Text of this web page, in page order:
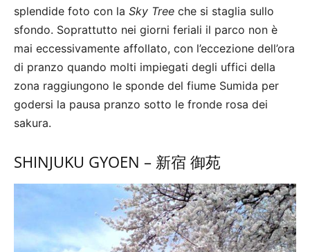
splendide foto con la Sky Tree che si staglia sullo
sfondo. Soprattutto nei giorni feriali il parco non è
mai eccessivamente affollato, con l’eccezione dell’ora
di pranzo quando molti impiegati degli uffici della
zona raggiungono le sponde del fiume Sumida per
godersi la pausa pranzo sotto le fronde rosa dei
sakura.
SHINJUKU GYOEN – 新宿 御苑